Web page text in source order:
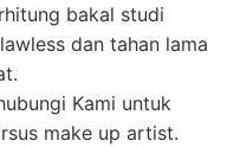
bakal studi
dan tahan lama
Kami untuk
make up artist.